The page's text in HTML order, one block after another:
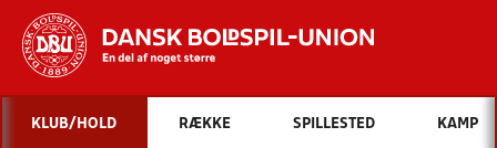
Hvad vil du søge efter?
KLUB/HOLD RÆKKE SPILLESTED KAMP